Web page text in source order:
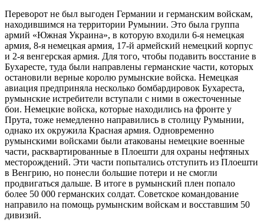
Переворот не был выгоден Германии и германским войскам,
находившимся на территории Румынии. Это была группа
армий «Южная Украина», в которую входили 6-я немецкая
армия, 8-я немецкая армия, 17-й армейский немецкий корпус
и 2-я венгерская армия. Для того, чтобы подавить восстание в
Бухаресте, туда были направлены германские части, которых
остановили верные королю румынские войска. Немецкая
авиация предприняла несколько бомбардировок Бухареста,
румынские истребители вступали с ними в ожесточенные
бои. Немецкие войска, которые находились на фронте у
Прута, тоже немедленно направились в столицу Румынии,
однако их окружила Красная армия. Одновременно
румынскими войсками были атакованы немецкие военные
части, расквартированные в Плоешти для охраны нефтяных
месторождений. Эти части попытались отступить из Плоешти
в Венгрию, но понесли большие потери и не смогли
продвигаться дальше. В итоге в румынский плен попало
более 50 000 германских солдат. Советское командование
направило на помощь румынским войскам и восставшим 50
дивизий.